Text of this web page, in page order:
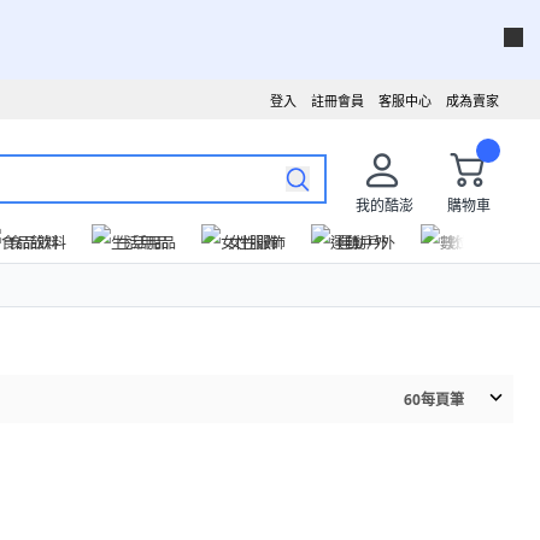
成為賣家
客服中心
註冊會員
登入
我的酷澎
購物車
食品飲料
生活用品 女性服飾 運動戶外 數位家電
60每頁筆